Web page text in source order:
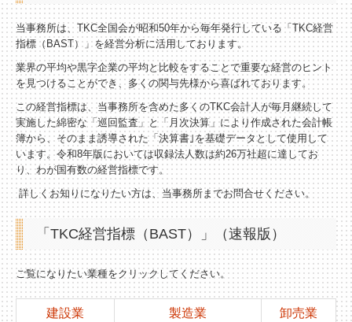
経営者お役立ち情報
事務所紹介
経営理念
交通案内
業務案内
リンク集
お問合せ
戦略財務情報システム
継続MASシステム
当事務所は、TKC全国会が昭和50年から毎年発行している「TKC経営
指標（BAST）」を経営分析に活用しております。
業界の平均や黒字企業の平均と比較をすることで重要な経営のヒント
を見つけることができ、多くの関与先様から喜ばれております。
この経営指標は、当事務所を含めた多くのTKC会計人が毎月継続して
実施した綿密な「巡回監査」と「月次決算」により作成された会計帳
簿から、そのまま誘導された「決算書｣を基礎データとして使用して
います。令和8年版においては収録法人数は約26万社超に達してお
り、わが国有数の経営指標です。
詳しくお知りになりたい方は、当事務所までお問合せください。
「TKC経営指標（BAST）」（速報版）
ご覧になりたい業種をクリックしてください。
建設業 製造業 卸売業